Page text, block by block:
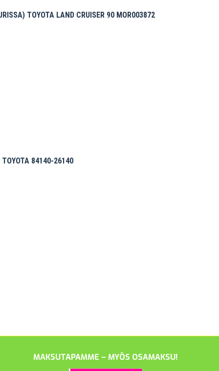
TOYOTA LAND CRUISER 90 MOR003872
84140-26140
MAKSUTAPAMME – MYÖS OSAMAKSU!